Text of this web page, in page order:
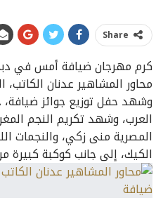
Share
كرم مهرجان ضيافة أمس في
محاور المشاهير عدنان
وشهد حفل توزيع جوائز
العرب، وشهد تكريم النجم
المصرية منى زكي، والنجمات
الكيك، إلى جانب كوكبة كبيرة